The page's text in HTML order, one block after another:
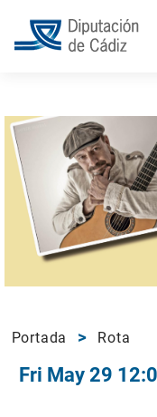
Portada Rota
Fri May 29